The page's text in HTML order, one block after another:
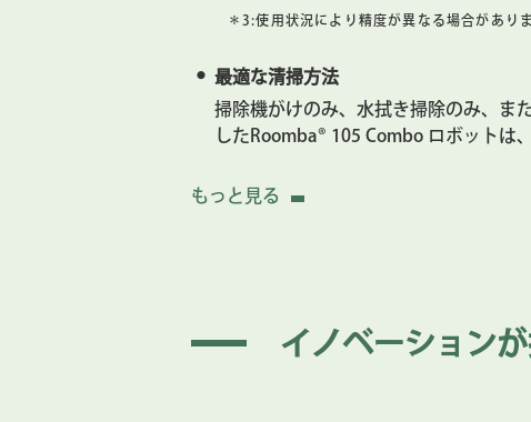
＊3:使用状況により精度が異なる場合があり
最適な清掃方法
掃除機がけのみ、水拭き掃除のみ、ま
したRoomba® 105 Combo ロボットは
もっと見る
お掃除を完全にカスタマイズ
タップするだけで、お好みの清掃方法
イノベーションが